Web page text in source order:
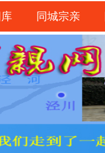
同城宗亲
导读